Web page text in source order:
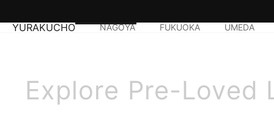
YURAKUCHO NAGOYA FUKUOKA UMEDA
Explore Pre-Loved